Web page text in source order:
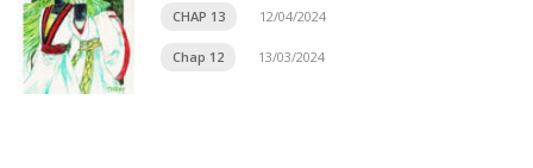
CHAP 13 12/04/2024
Chap 12 13/03/2024